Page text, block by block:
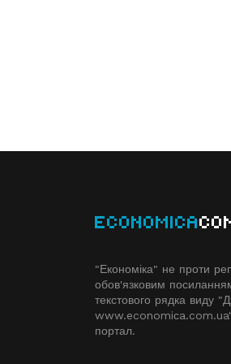
ECONOMICA
"Економіка" не проти
обов'язковим
текстового рядка виду
портал.